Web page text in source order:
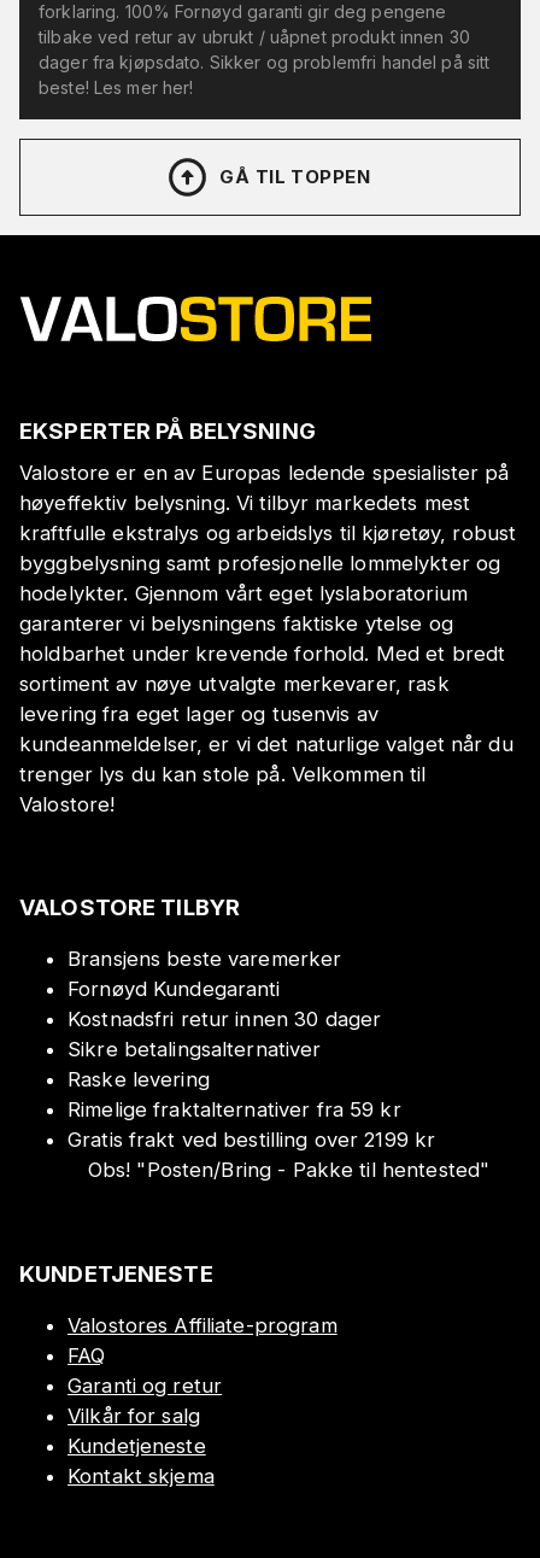
forklaring. 100% Fornøyd garanti gir deg pengene
tilbake ved retur av ubrukt / uåpnet produkt innen 30
dager fra kjøpsdato. Sikker og problemfri handel på sitt
beste! Les mer her!
GÅ TIL TOPPEN
EKSPERTER PÅ BELYSNING
Valostore er en av Europas ledende spesialister på
høyeffektiv belysning. Vi tilbyr markedets mest
kraftfulle ekstralys og arbeidslys til kjøretøy, robust
byggbelysning samt profesjonelle lommelykter og
hodelykter. Gjennom vårt eget lyslaboratorium
garanterer vi belysningens faktiske ytelse og
holdbarhet under krevende forhold. Med et bredt
sortiment av nøye utvalgte merkevarer, rask
levering fra eget lager og tusenvis av
kundeanmeldelser, er vi det naturlige valget når du
trenger lys du kan stole på. Velkommen til
Valostore!
VALOSTORE TILBYR
Bransjens beste varemerker
Fornøyd Kundegaranti
Kostnadsfri retur innen 30 dager
Sikre betalingsalternativer
Raske levering
Rimelige fraktalternativer fra 59 kr
Gratis frakt ved bestilling over 2199 kr
Obs! "Posten/Bring - Pakke til hentested"
KUNDETJENESTE
Valostores Affiliate-program
FAQ
Garanti og retur
Vilkår for salg
Kundetjeneste
Kontakt skjema